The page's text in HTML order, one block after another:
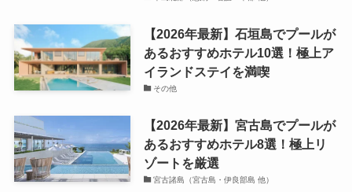
【2026年最新】石垣島でプールが
あるおすすめホテル10選！極上ア
イランドステイを満喫
その他
【2026年最新】宮古島でプールが
あるおすすめホテル8選！極上リ
ゾートを厳選
宮古諸島（宮古島・伊良部島 他）